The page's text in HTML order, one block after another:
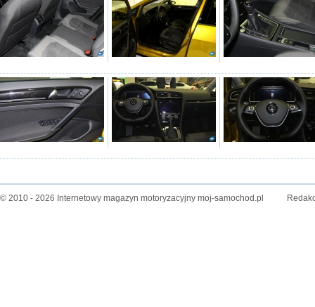
© 2010 - 2026 Internetowy magazyn motoryzacyjny moj-samochod.pl